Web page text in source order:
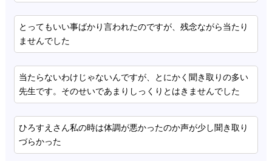
とってもいい事ばかり言われたのですが、残念ながら当たり
ませんでした
当たらないわけじゃないんですが、とにかく聞き取りの多い
先生です。そのせいであまりしっくりとはきませんでした
ひろすえさん私の時は体調が悪かったのか声が少し聞き取り
づらかった